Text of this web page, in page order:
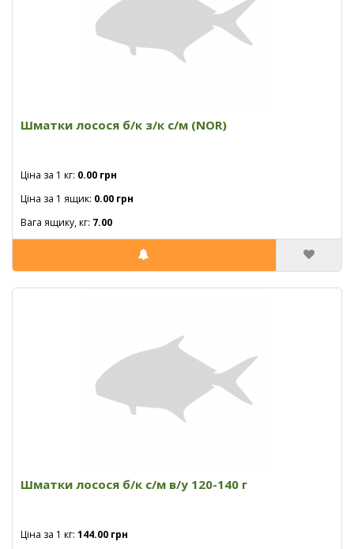
Шматки лосося б/к з/к с/м (NOR)
Ціна за 1 кг: 0.00 грн
Ціна за 1 ящик: 0.00 грн
Вага ящику, кг: 7.00
Шматки лосося б/к с/м в/y 120-140 г
Ціна за 1 кг: 144.00 грн